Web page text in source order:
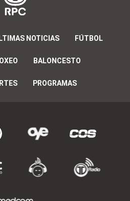
NOTICIAS FÚTBOL
BALONCESTO
PROGRAMAS